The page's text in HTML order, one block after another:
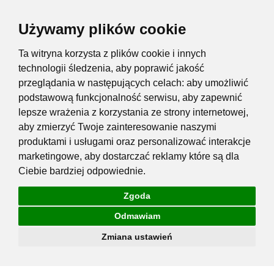
Używamy plików cookie
Ta witryna korzysta z plików cookie i innych
technologii śledzenia, aby poprawić jakość
przeglądania w następujących celach: aby umożliwić
podstawową funkcjonalność serwisu, aby zapewnić
lepsze wrażenia z korzystania ze strony internetowej,
aby zmierzyć Twoje zainteresowanie naszymi
produktami i usługami oraz personalizować interakcje
marketingowe, aby dostarczać reklamy które są dla
Ciebie bardziej odpowiednie.
Zgoda
Odmawiam
Zmiana ustawień